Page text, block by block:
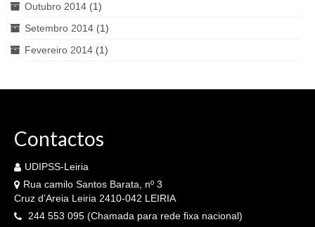
Outubro 2014 (1)
Setembro 2014 (1)
Fevereiro 2014 (1)
Contactos
UDIPSS-Leiria
Rua camilo Santos Barata, nº 3
Cruz d’Areia Leiria 2410-042 LEIRIA
244 553 095 (Chamada para rede fixa nacional)